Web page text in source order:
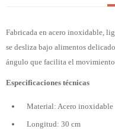
Fabricada en acero inoxidable,
se desliza bajo alimentos
ángulo que facilita el
Especificaciones técnicas
Material: Acero inoxidable
Longitud: 30 cm